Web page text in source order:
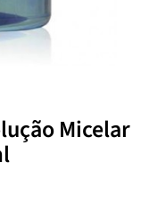
Micelar